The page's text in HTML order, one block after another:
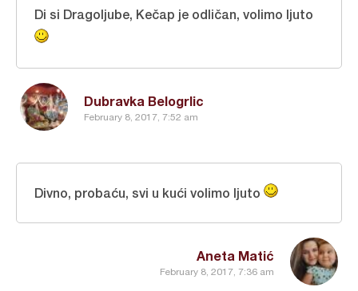
Dubravka Belogrlic
February 8, 2017, 7:52 am
Di si Dragoljube, Kečap je odličan, volimo ljuto
Aneta Matić
February 8, 2017, 7:36 am
Divno, probaću, svi u kući volimo ljuto